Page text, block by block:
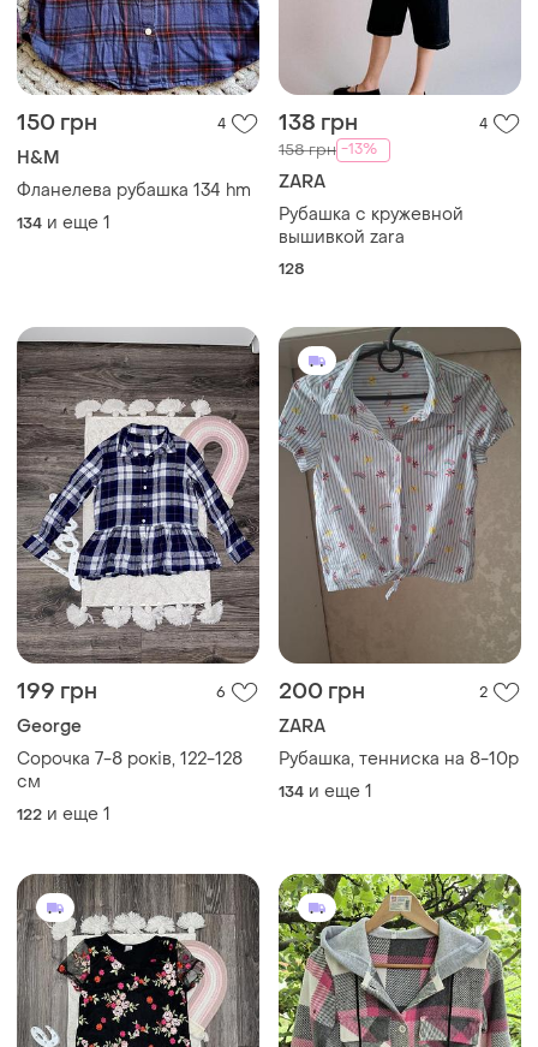
150 грн 4
H&M
Фланелева рубашка 134 hm
134 и еще 1
138 грн 4
158 грн -13%
ZARA
Рубашка с кружевной
вышивкой zara
128
199 грн 6
George
Сорочка 7-8 років, 122-128
см
122 и еще 1
200 грн 2
ZARA
Рубашка, тенниска на 8-10р
134 и еще 1